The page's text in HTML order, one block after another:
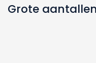
Grote